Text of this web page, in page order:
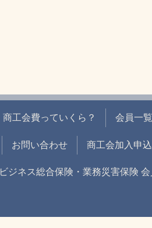
商工会費っていくら？ 会員一覧
お問い合わせ 商工会加入申
ビジネス総合保険・業務災害保険